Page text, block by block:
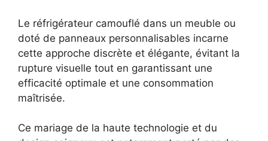
Le réfrigérateur camouflé dans un meuble ou
doté de panneaux personnalisables incarne
cette approche discrète et élégante, évitant la
rupture visuelle tout en garantissant une
efficacité optimale et une consommation
maîtrisée.
Ce mariage de la haute technologie et du